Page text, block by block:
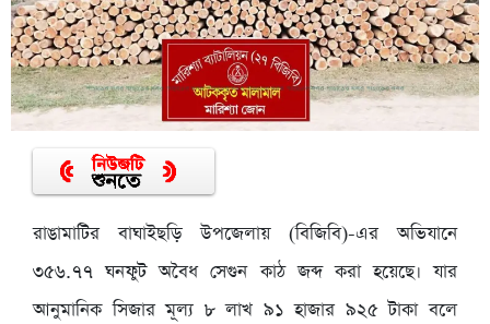
রাঙামাটির বাঘাইছড়ি উপজেলায় (বিজিবি)-এর অভিযানে
৩৫৬.৭৭ ঘনফুট অবৈধ সেগুন কাঠ জব্দ করা হয়েছে। যার
আনুমানিক সিজার মূল্য ৮ লাখ ৯১ হাজার ৯২৫ টাকা বলে